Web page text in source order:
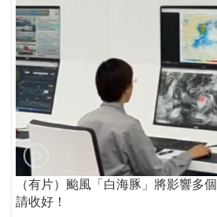
（有片）颱風「白海豚」將影響
請收好！